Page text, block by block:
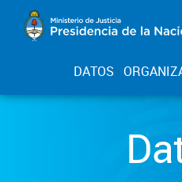
DATOS